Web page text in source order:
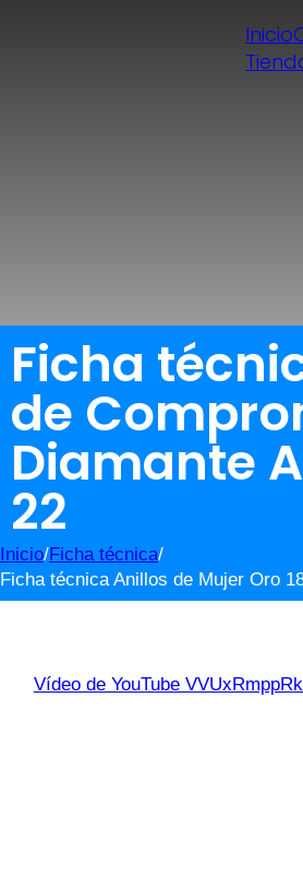
Inicio
Ficha
de
Diamante
22
Inicio/Ficha técnica/
Ficha técnica Anillos de Mujer Oro
Vídeo de YouTube